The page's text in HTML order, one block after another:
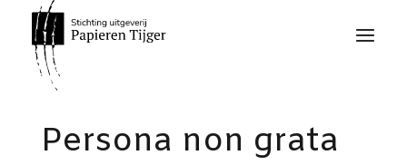
Persona non grata